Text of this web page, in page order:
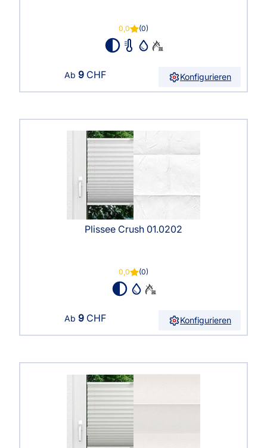
0,0 (0)
Ab 9 CHF Konfigurieren
Plissee Crush 01.0202
0,0 (0)
Ab 9 CHF Konfigurieren